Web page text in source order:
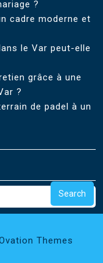
?
cadre moderne et
le Var peut-elle
grâce à une
?
de padel à un
Search
Themes